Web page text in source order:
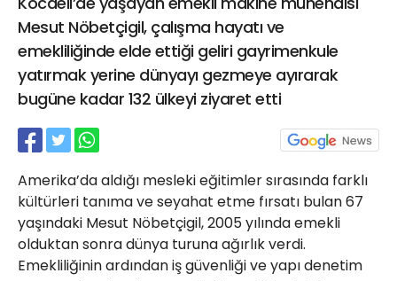
Mesut Nöbetçigil, çalışma hayatı ve
emekliliğinde elde ettiği geliri gayrimenkule
yatırmak yerine dünyayı gezmeye ayırarak
bugüne kadar 132 ülkeyi ziyaret etti
Amerika’da aldığı mesleki eğitimler sırasında farklı
kültürleri tanıma ve seyahat etme fırsatı bulan 67
yaşındaki Mesut Nöbetçigil, 2005 yılında emekli
olduktan sonra dünya turuna ağırlık verdi.
Emekliliğinin ardından iş güvenliği ve yapı denetim
21 Gölcük
02624132333
haber@golcukpostasi.com